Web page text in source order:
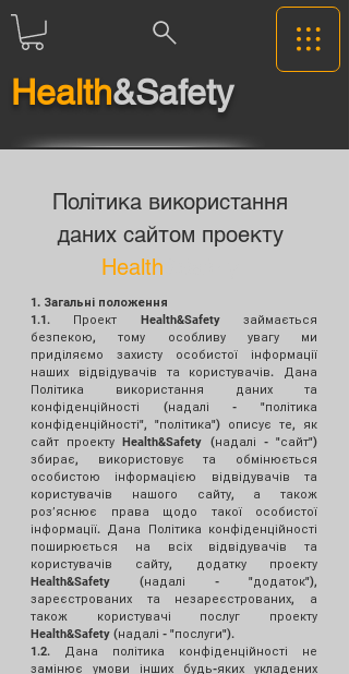
Health&Safety
Політика використання
даних сайтом проекту
Health
1. Загальні положення
1.1. Проект Health&Safety займається
безпекою, тому особливу увагу ми
приділяємо захисту особистої інформації
наших відвідувачів та користувачів. Дана
Політика використання даних та
конфіденційності (надалі - "політика
конфіденційності", "політика") описує те, як
сайт проекту Health&Safety (надалі - "сайт")
збирає, використовує та обмінюється
особистою інформацією відвідувачів та
користувачів нашого сайту, а також
розʼяснює права щодо такої особистої
інформації. Дана Політика конфіденційності
поширюється на всіх відвідувачів та
користувачів сайту, додатку проекту
Health&Safety (надалі - "додаток"),
зареєстрованих та незареєстрованих, а
також користувачі послуг проекту
Health&Safety (надалі - "послуги").
1.2. Дана політика конфіденційності не
замінює умови інших будь-яких укладених